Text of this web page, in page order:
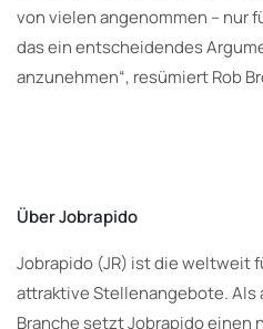
von vielen angenommen – nur
das ein entscheidendes
anzunehmen“, resümiert Rob
Über Jobrapido
Jobrapido (JR) ist die weltweit
attraktive Stellenangebote. Als
Branche setzt Jobrapido einen